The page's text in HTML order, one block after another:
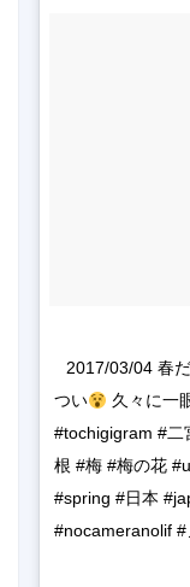
2017/03/04 春
つい
久々に一
#tochigigram #二
根 #梅 #梅の花
#spring #日本
#nocameranolif #